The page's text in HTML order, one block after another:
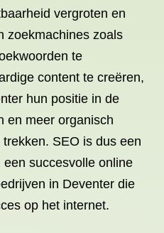
vergroten en
zoekmachines zoals
te
content te creëren,
hun positie in de
en meer organisch
SEO is dus een
succesvolle online
in Deventer die
op het internet.